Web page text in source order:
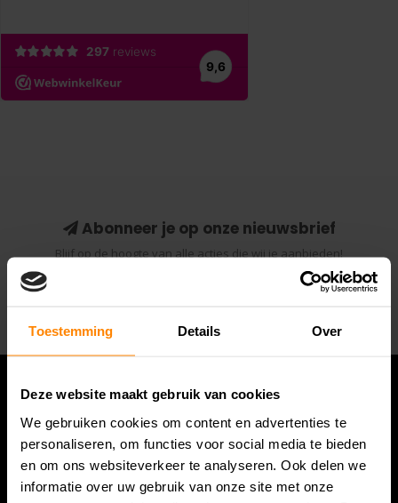
Toestemming Details Over
Deze website maakt gebruik van cookies
We gebruiken cookies om content en advertenties te
personaliseren, om functies voor social media te bieden
en om ons websiteverkeer te analyseren. Ook delen we
informatie over uw gebruik van onze site met onze
Abonneer je op onze nieuwsbrief
Blijf op de hoogte van alle acties die wij je aanbieden!
Abonneer